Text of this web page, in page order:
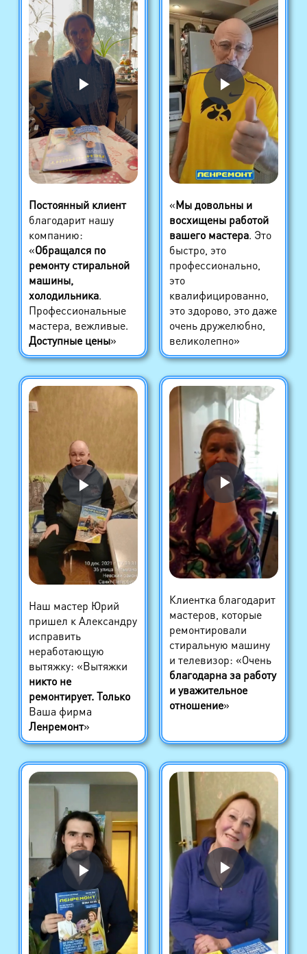
Постоянный клиент
благодарит нашу
компанию:
«Обращался по
ремонту стиральной
машины,
холодильника.
Профессиональные
мастера, вежливые.
Доступные цены»
«Мы довольны и
восхищены работой
вашего мастера. Это
быстро, это
профессионально,
это
квалифицированно,
это здорово, это даже
очень дружелюбно,
великолепно»
Наш мастер Юрий
пришел к Александру
исправить
неработающую
вытяжку: «Вытяжки
никто не
ремонтирует. Только
Ваша фирма
Ленремонт»
Клиентка благодарит
мастеров, которые
ремонтировали
стиральную машину
и телевизор: «Очень
благодарна за работу
и уважительное
отношение»